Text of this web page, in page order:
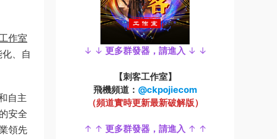
作室
、自
自主
安全
領先
↓ ↓ 更多群發器，請進入 ↓ ↓
【刺客工作室】
飛機頻道： @ckpojiecom
（頻道實時更新最新破解版）
↑ ↑ 更多群發器，請進入 ↑ ↑